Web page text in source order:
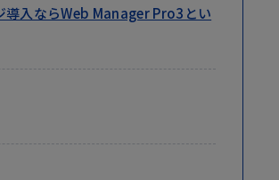
導入ならWeb Manager Pro3とい